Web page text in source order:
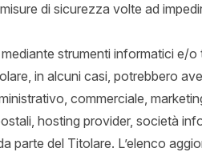
di sicurezza volte ad
strumenti informatici e/
in alcuni casi, potrebbero
commerciale,
hosting provider, società
parte del Titolare. L’elenco